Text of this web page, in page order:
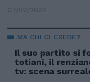
07/02/2022
MA CHI CI CREDE?
Il suo partito si
totiani, il
tv: scena